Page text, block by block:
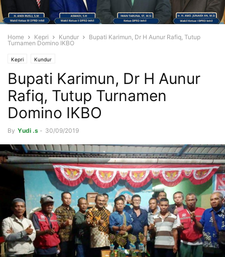
Home Kepri Kundur
Bupati Karimun, Dr H Aunur Rafiq, Tutup
Turnamen Domino IKBO
Kepri Kundur
Bupati Karimun, Dr H Aunur
Rafiq, Tutup Turnamen
Domino IKBO
By Yudi .s - 30/09/2019